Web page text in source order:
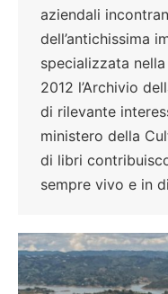
aziendali
dell’antichissima
specializzata
2012 l’Archivio
di rilevante
ministero della
di libri
sempre vivo e in